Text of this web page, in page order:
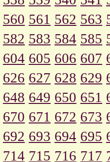
560 561 562 563
582 583 584 585
604 605 606 607
626 627 628 629
648 649 650 651
670 671 672 673
692 693 694 695
714 715 716 717